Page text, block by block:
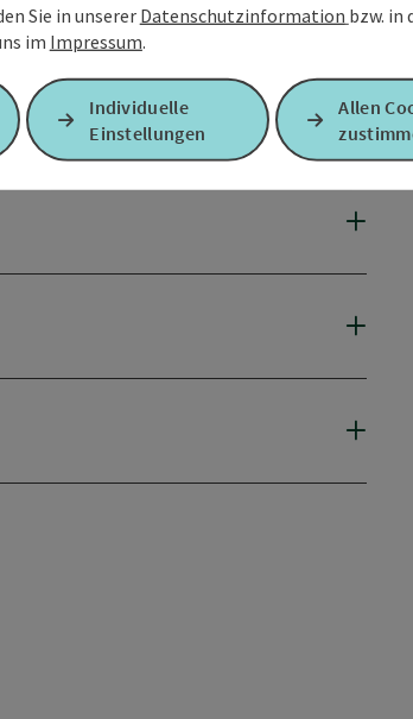
Sie in unsererDatenschutzinformation bzw. in
im Impressum.
Individuelle
Einstellungen
Allen